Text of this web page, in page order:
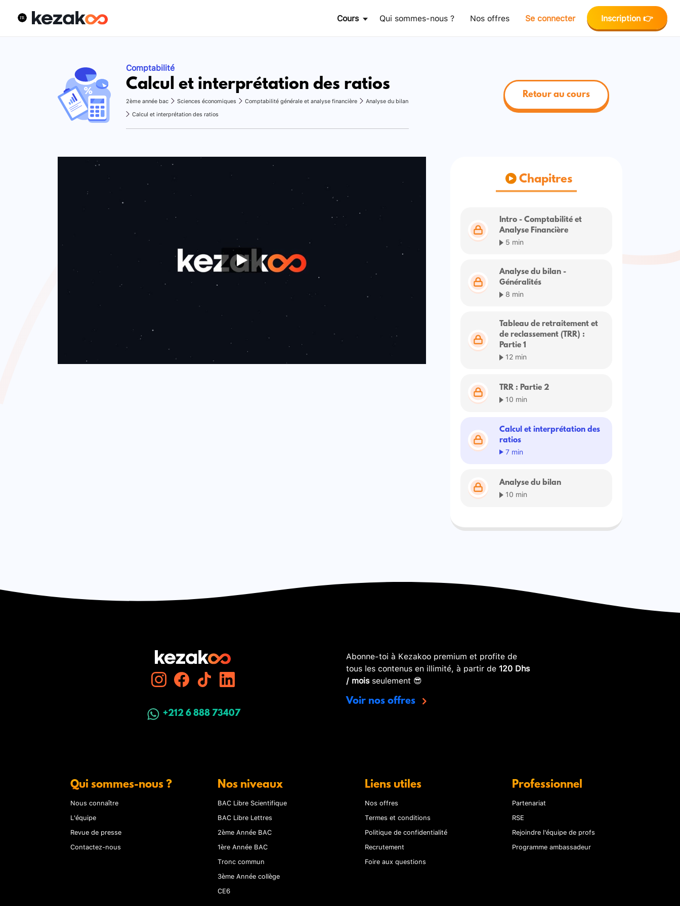
Cours Qui sommes-nous ? Nos offres Se connecter Inscription 👉
Comptabilité
Calcul et interprétation des ratios
2ème année bac Sciences économiques Comptabilité générale et analyse financière
Analyse du bilan
Calcul et interprétation des ratios
Retour au cours
Chapitres
Intro - Comptabilité et
Analyse Financière
5 min
Analyse du bilan -
Généralités
8 min
Tableau de retraitement et
de reclassement (TRR) :
Partie 1
12 min
TRR : Partie 2
10 min
Calcul et interprétation des
ratios
7 min
Analyse du bilan
10 min
+212 6 888 73407
Abonne-toi à Kezakoo premium et profite de
tous les contenus en illimité, à partir de 120 Dhs
/ moisseulement 😎
Voir nos offres
Qui sommes-nous ?
Nous connaître
L'équipe
Revue de presse
Contactez-nous
Nos niveaux
BAC Libre Scientifique
BAC Libre Lettres
2ème Année BAC
1ère Année BAC
Tronc commun
3ème Année collège
CE6
Liens utiles
Nos offres
Termes et conditions
Politique de confidentialité
Recrutement
Foire aux questions
Professionnel
Partenariat
RSE
Rejoindre l'équipe de profs
Programme ambassadeur